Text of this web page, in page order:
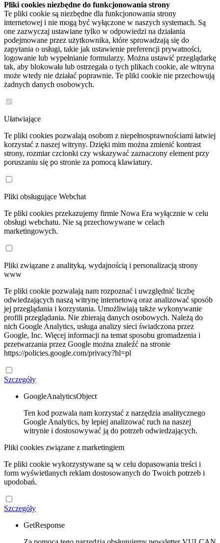
Pliki cookies niezbędne do funkcjonowania strony
Te pliki cookie są niezbędne dla funkcjonowania strony
internetowej i nie mogą być wyłączone w naszych systemach. Są
one zazwyczaj ustawiane tylko w odpowiedzi na działania
podejmowane przez użytkownika, które sprowadzają się do
zapytania o usługi, takie jak ustawienie preferencji prywatności,
logowanie lub wypełnianie formularzy. Można ustawić przeglądarkę
tak, aby blokowała lub ostrzegała o tych plikach cookie, ale witryna
może wtedy nie działać poprawnie. Te pliki cookie nie przechowują
żadnych danych osobowych.
Ułatwiające
Te pliki cookies pozwalają osobom z niepełnosprawnościami łatwiej
korzystać z naszej witryny. Dzięki mim można zmienić kontrast
strony, rozmiar czcionki czy wskazywać zaznaczony element przy
poruszaniu się po stronie za pomocą klawiatury.
Pliki obsługujące Webchat
Te pliki cookies przekazujemy firmie Nowa Era wyłącznie w celu
obsługi webchatu. Nie są przechowywane w celach
marketingowych.
Pliki związane z analityką, wydajnością i personalizacją strony
www
Te pliki cookie pozwalają nam rozpoznać i uwzględnić liczbę
odwiedzających naszą witrynę internetową oraz analizować sposób
jej przeglądania i korzystania. Umożliwiają także wykonywanie
profili przeglądania. Nie zbierają danych osobowych. Należą do
nich Google Analytics, usługa analizy sieci świadczona przez
Google, Inc. Więcej informacji na temat sposobu gromadzenia i
przetwarzania przez Google można znaleźć na stronie
https://policies.google.com/privacy?hl=pl
Szczegóły
GoogleAnalyticsObject
Ten kod pozwala nam korzystać z narzędzia analitycznego
Google Analytics, by lepiej analizować ruch na naszej
witrynie i dostosowywać ją do potrzeb odwiedzających.
Pliki cookies związane z marketingiem
Te pliki cookie wykorzystywane są w celu dopasowania treści i
form wyświetlanych reklam dostosowanych do Twoich potrzeb i
upodobań.
Szczegóły
GetResponse